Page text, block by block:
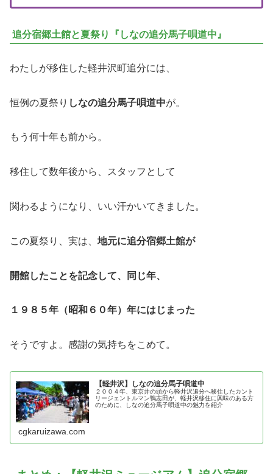
追分宿郷土館と夏祭り『しなの追分馬子唄道中』
わたしが移住した軽井沢町追分には、
恒例の夏祭り しなの追分馬子唄道中が。
もう何十年も前から。
移住して数年後から、スタッフとして
関わるようになり、いい汗かいてきました。
この夏祭り、実は、 地元に追分宿郷土館が
開館したことを記念して、同じ年、
１９８５年（昭和６０年）年にはじまった
そうですよ。感謝の気持ちをこめて。
【軽井沢】しなの追分馬子唄道中
２００４年、東京井の頭から軽井沢追分へ移住したカント
リージェントルマン鴨志田が、軽井沢移住に興味のある方
のために、しなの追分馬子唄道中の魅力を紹介
cgkaruizawa.com